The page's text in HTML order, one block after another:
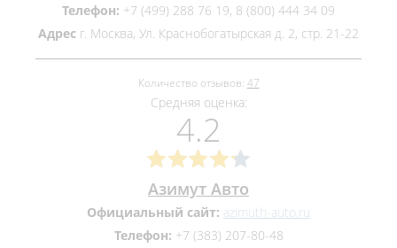
Телефон: +7 (499) 288 76 19, 8 (800) 444 34 09
Адрес г. Москва, Ул. Краснобогатырская д. 2, стр. 21-22
Количество отзывов: 47
Средняя оценка:
4.2
Азимут Авто
Официальный сайт: azimuth-auto.ru
Телефон: +7 (383) 207-80-48